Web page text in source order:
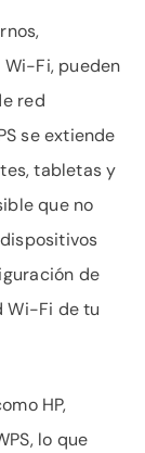
Fi, pueden
red
se extiende
tabletas y
que no
de
Wi-Fi de tu
HP,
lo que